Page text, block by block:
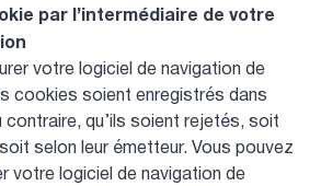
par l’intermédiaire de votre
votre logiciel de navigation de
cookies soient enregistrés dans
qu’ils soient rejetés, soit
selon leur émetteur. Vous pouvez
votre logiciel de navigation de